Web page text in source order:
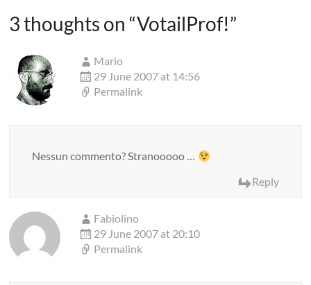
3 thoughts on “VotailProf!”
Mario
29 June 2007 at 14:56
Permalink
Nessun commento? Stranooooo …
Reply
Fabiolino
29 June 2007 at 20:10
Permalink